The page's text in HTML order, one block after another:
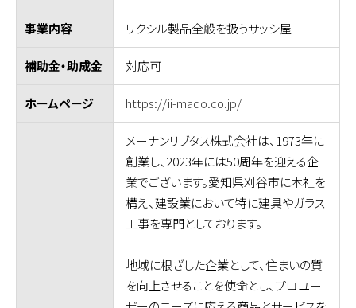
事業内容 リクシル製品全般を扱うサッシ屋
補助金・助成金 対応可
ホームページ https://ii-mado.co.jp/
メーナンリブタス株式会社は、1973年に
創業し、2023年には50周年を迎える企
業でございます。愛知県刈谷市に本社を
構え、建設業において特に建具やガラス
工事を専門としております。
地域に根ざした企業として、住まいの質
を向上させることを使命とし、プロユー